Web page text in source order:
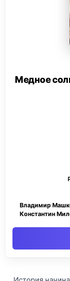
Медное
Владимир
Константин